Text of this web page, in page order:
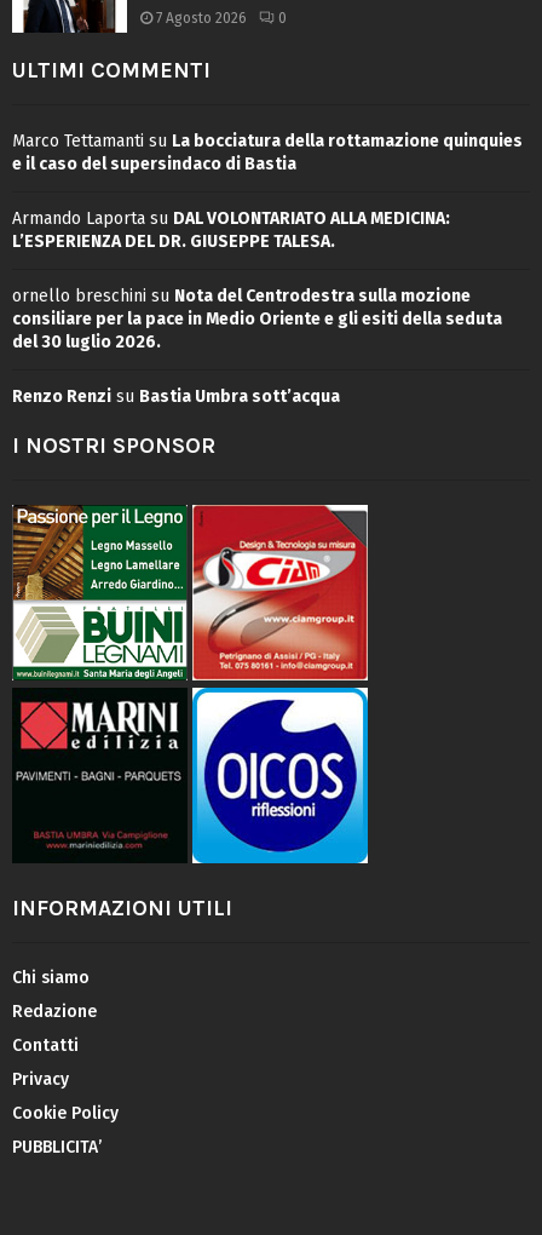
7 Agosto 2026 0
ULTIMI COMMENTI
Marco Tettamanti su La bocciatura della rottamazione quinquies
e il caso del supersindaco di Bastia
Armando Laporta su DAL VOLONTARIATO ALLA MEDICINA:
L’ESPERIENZA DEL DR. GIUSEPPE TALESA.
ornello breschini su Nota del Centrodestra sulla mozione
consiliare per la pace in Medio Oriente e gli esiti della seduta
del 30 luglio 2026.
Renzo Renzi su Bastia Umbra sott’acqua
I NOSTRI SPONSOR
INFORMAZIONI UTILI
Chi siamo
Redazione
Contatti
Privacy
Cookie Policy
PUBBLICITA’